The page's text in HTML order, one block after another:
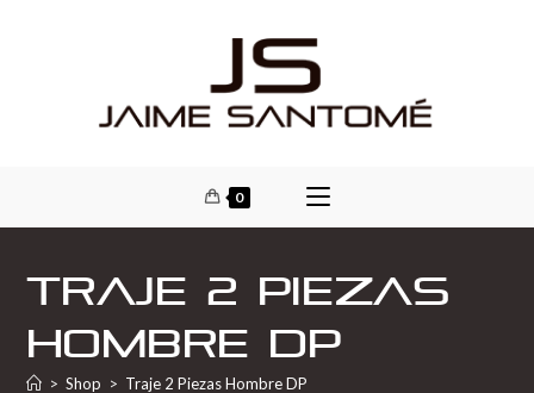
0
Traje 2 Piezas
Hombre DP
> Shop > Traje 2 Piezas Hombre DP